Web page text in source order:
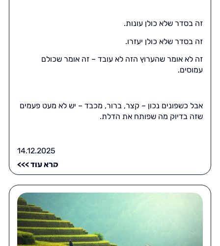
זה בסדר שלא כולן עונות.
זה בסדר שלא כולן יעזרו.
זה לא אומר שהערוץ הזה לא עובד – זה אומר שכולם
עמוסים.
אבל כשפונים נכון – קצר, ברור, מכבד – יש לא מעט פעמים
שזה בדיוק מה שפותח את הדלת.
14.12.2025
קרא עוד >>>